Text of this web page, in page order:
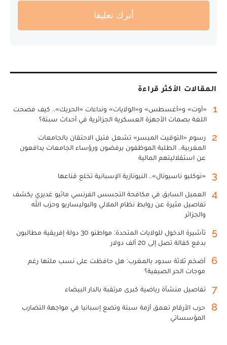
أترك تعليقا
المقالات الأكثر قراءة
1
«أوت» و«أغسطس» و«الولايات» ونداءات «الحريك».. كيف فضحت
اللغة بصمات الأجهزة العسكرية الجزائرية في أحداث سبتة؟
2
رسوم «التوقيت الميسر» تشعل فتيل الاحتقان بالجامعات
المغربية.. الطلبة الموظفون يرفضون ورؤساء الجامعات يدافعون
عن استقلاليتهم المالية
3 «نوكليو ناسيونال».. النيونازية الإسبانية تخلع قناعها
4
العميل السابق في مكافحة التجسس الفرنسي ماثيو غديري يكشف
تفاصيل مثيرة عن روابط نظام الملالي والبوليساريو وحزب الله
والجزائر
5
تأشيرة الدخول للولايات المتحدة: مواطنو 30 دولة إفريقية مطالبون
بدفع كفالة تصل إلى 20 ألف دولار
6
أضخم ثلاثة سدود بالمغرب: هل حافظت على نسب ملئها رغم
موجات الحر الصيفية؟
7 تفاصيل منشأة رياضية كبرى مرتقبة بالدار البيضاء
8
حرب الأرقام تعمق أزمة سبتة وتضع إسبانيا في مواجهة التضارب
المؤسساتي